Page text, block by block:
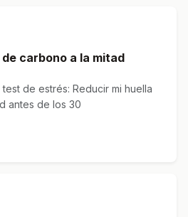
carbono a la mitad
de estrés: Reducir mi huella
antes de los 30